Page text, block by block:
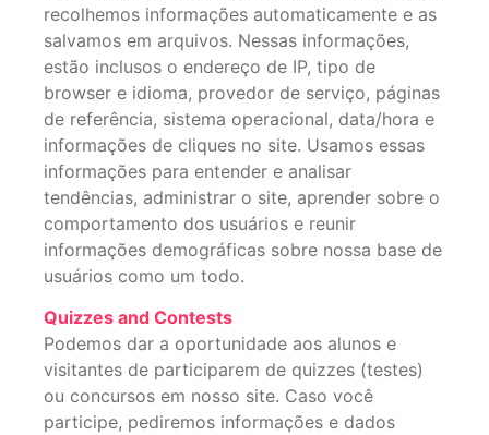
recolhemos informações automaticamente e as
salvamos em arquivos. Nessas informações,
estão inclusos o endereço de IP, tipo de
browser e idioma, provedor de serviço, páginas
de referência, sistema operacional, data/hora e
informações de cliques no site. Usamos essas
informações para entender e analisar
tendências, administrar o site, aprender sobre o
comportamento dos usuários e reunir
informações demográficas sobre nossa base de
usuários como um todo.
Quizzes and Contests
Podemos dar a oportunidade aos alunos e
visitantes de participarem de quizzes (testes)
ou concursos em nosso site. Caso você
participe, pediremos informações e dados